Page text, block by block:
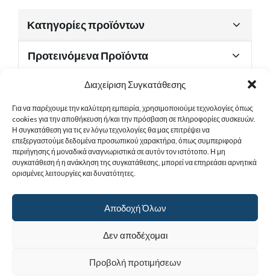
Διαχείριση Συγκατάθεσης
Για να παρέχουμε την καλύτερη εμπειρία, χρησιμοποιούμε τεχνολογίες όπως
cookies για την αποθήκευση ή/και την πρόσβαση σε πληροφορίες συσκευών.
Η συγκατάθεση για τις εν λόγω τεχνολογίες θα μας επιτρέψει να
επεξεργαστούμε δεδομένα προσωπικού χαρακτήρα, όπως συμπεριφορά
περιήγησης ή μοναδικά αναγνωριστικά σε αυτόν τον ιστότοπο. Η μη
συγκατάθεση ή η ανάκληση της συγκατάθεσης, μπορεί να επηρεάσει αρνητικά
ορισμένες λειτουργίες και δυνατότητες.
Αποδοχή Όλων
Δεν αποδέχομαι
Προβολή προτιμήσεων
Κατηγορίες προϊόντων
Προτεινόμενα Προϊόντα
Χρήσιμα Έγγραφα
Sitemap
Στοιχεία Επικοινωνίας
Ιερά Γυναικεία Μονή Αγίας Παρασκευής
Powered by |